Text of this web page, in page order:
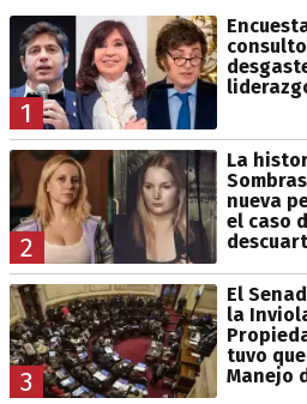
1
2
La
nueva
el caso
3
El
la
tuvo
Manejo